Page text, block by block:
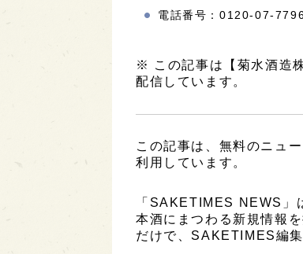
電話番号：0120-07-
※ この記事は【菊水酒造
配信しています。
この記事は、無料のニュ
利用しています。
「SAKETIMES NEWS」
本酒にまつわる新規情報
だけで、SAKETIMES編